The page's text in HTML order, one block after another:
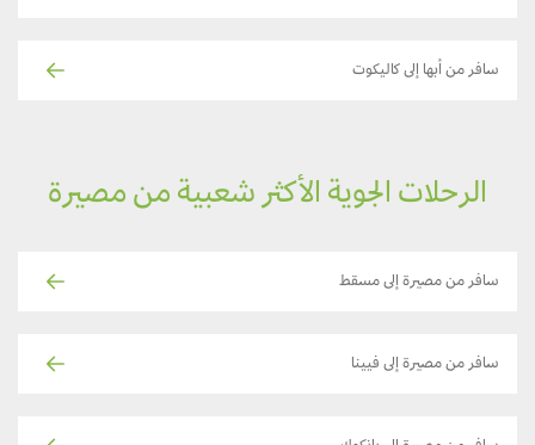
سافر من أبها إلى كاليكوت
الرحلات الجوية الأكثر شعبية من مصيرة
سافر من مصيرة إلى مسقط
سافر من مصيرة إلى فيينا